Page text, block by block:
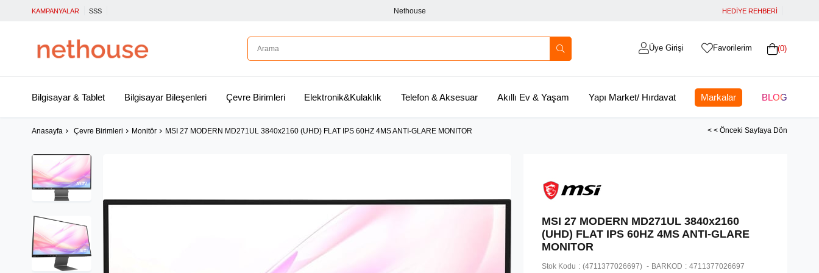
KAMPANYALAR SSS Nethouse HEDİYE REHBERİ
0
Favorilerim
Üye Girişi
Bilgisayar & Tablet Bilgisayar Bileşenleri Çevre Birimleri Elektronik&Kulaklık Telefon & Aksesuar Akıllı Ev & Yaşam Yapı Market/ Hırdavat Markalar BLOG
Anasayfa Çevre Birimleri Monitör MSI 27 MODERN MD271UL 3840x2160 (UHD) FLAT IPS 60HZ 4MS ANTI-GLARE MONITOR < < Önceki Sayfaya Dön
MSI 27 MODERN MD271UL 3840x2160
(UHD) FLAT IPS 60HZ 4MS ANTI-GLARE
MONITOR
Stok Kodu (4711377026697) BARKOD : 4711377026697